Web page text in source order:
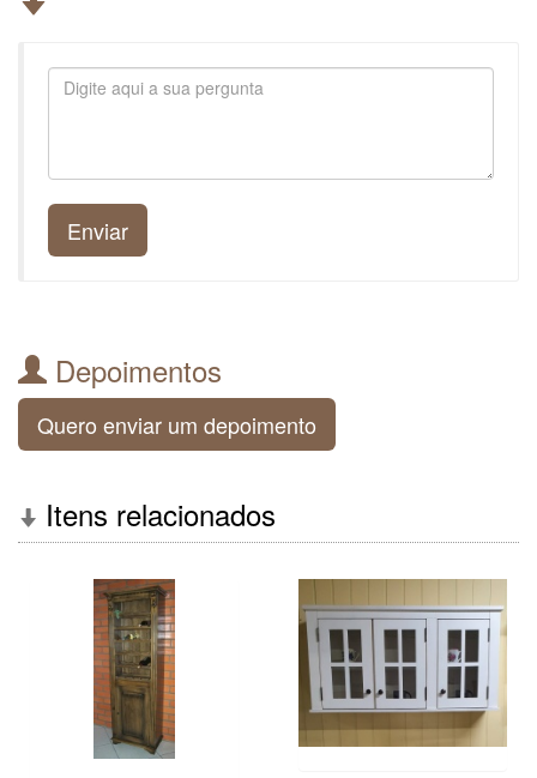
Enviar
Depoimentos
Quero enviar um depoimento
Itens relacionados